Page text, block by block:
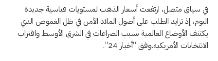
في سياق متصل، ارتفعت أسعار الذهب لمستويات قياسية جديدة
اليوم، إذ تزايد الطلب على أصول الملاذ الآمن في ظل الغموض الذي
يكتنف الأوضاع العالمية بسبب الصراعات في الشرق الأوسط واقتراب
الانتخابات الأمريكية.وفق “أخبار 24”.